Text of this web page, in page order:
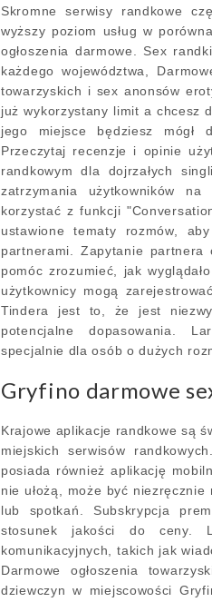
Skromne serwisy randkowe
wyższy poziom usług w
ogłoszenia darmowe. Sex
każdego województwa,
towarzyskich i sex anonsów
już wykorzystany limit a chcesz
jego miejsce będziesz mógł
Przeczytaj recenzje i opinie
randkowym dla dojrzałych
zatrzymania użytkowników
korzystać z funkcji
ustawione tematy rozmów,
partnerami. Zapytanie
pomóc zrozumieć, jak
użytkownicy mogą
Tindera jest to, że jest
potencjalne dopasowania.
specjalnie dla osób o dużych
Gryfino darmowe
Krajowe aplikacje randkowe są
miejskich serwisów
posiada również aplikację
nie ułożą, może być
lub spotkań. Subskrypcja
stosunek jakości do ceny.
komunikacyjnych, takich jak
Darmowe ogłoszenia
dziewczyn w miejscowości